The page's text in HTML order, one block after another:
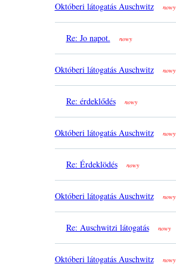
Októberi látogatás Auschwitz nowy
Re: Jo napot. nowy
Októberi látogatás Auschwitz nowy
Re: érdeklődés nowy
Októberi látogatás Auschwitz nowy
Re: Érdeklödés nowy
Októberi látogatás Auschwitz nowy
Re: Auschwitzi látogatás nowy
Októberi látogatás Auschwitz nowy